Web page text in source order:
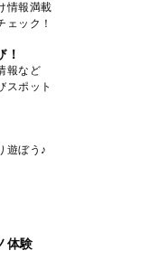
情報満載
ェック！
！
報など
スポット
遊ぼう♪
体験